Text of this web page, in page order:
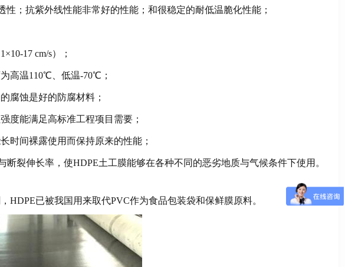
；抗紫外线性能非常好的性能；和很稳定的耐低温脆化性能；
17 cm/s）；
高温110℃、低温-70℃；
腐蚀是好的防腐材料；
度能满足高标准工程项目需要；
时间裸露使用而保持原来的性能；
裂伸长率，使HDPE土工膜能够在各种不同的恶劣地质与气候条件下使用。
HDPE已被我国用来取代PVC作为食品包装袋和保鲜膜原料。